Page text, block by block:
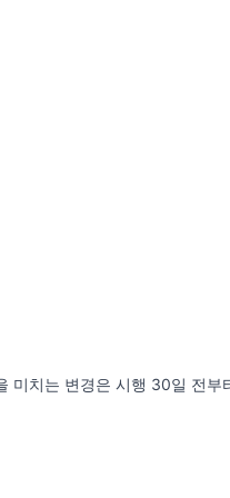
미치는 변경은 시행 30일 전부